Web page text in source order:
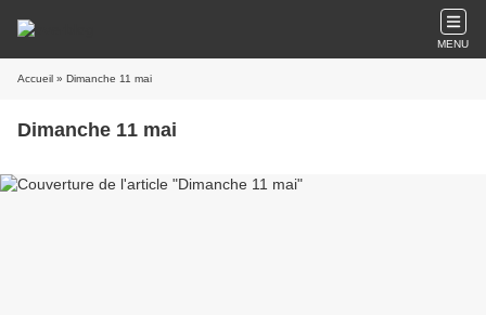
MENU
Accueil » Dimanche 11 mai
Dimanche 11 mai